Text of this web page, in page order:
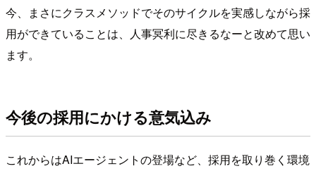
今、まさにクラスメソッドでそのサイクルを実感しながら採
用ができていることは、人事冥利に尽きるなーと改めて思い
ます。
今後の採用にかける意気込み
これからはAIエージェントの登場など、採用を取り巻く環境